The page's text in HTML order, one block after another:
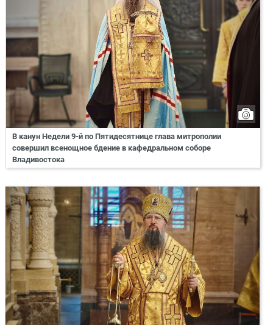
В канун Недели 9-й по Пятидесятнице глава митрополии
совершил всенощное бдение в кафедральном соборе
Владивостока